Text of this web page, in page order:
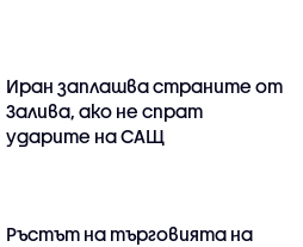
Иран заплашва страните от
Залива, ако не спрат
ударите на САЩ
Ръстът на търговията на